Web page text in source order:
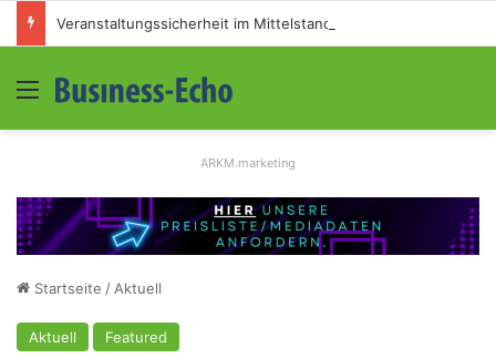
Menü
ARKM.marketing
Startseite / Aktuell
Aktuell Featured